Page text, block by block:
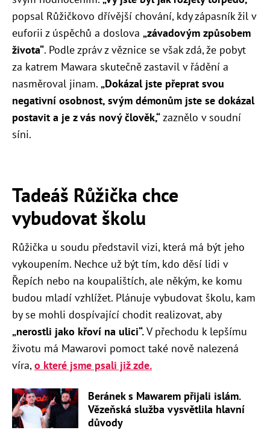
popsal Růžičkovo dřívější chování, kdy zápasník žil v
euforii z úspěchů a doslova „závadovým způsobem
života“. Podle zpráv z věznice se však zdá, že pobyt
za katrem Mawara skutečně zastavil v řádění a
nasměroval jinam. „Dokázal jste přeprat svou
negativní osobnost, svým démonům jste se dokázal
postavit a je z vás nový člověk,“zaznělo v soudní
síni.
Tadeáš Růžička chce
vybudovat školu
Růžička u soudu představil vizi, která má být jeho
vykoupením. Nechce už být tím, kdo děsí lidi v
Řepích nebo na koupalištích, ale někým, ke komu
budou mladí vzhlížet. Plánuje vybudovat školu, kam
by se mohli dospívající chodit realizovat, aby
„nerostli jako křoví na ulici“.V přechodu k lepšímu
životu má Mawarovi pomoct také nově nalezená
víra,o které jsme psali již zde.
Beránek s Mawarem přijali islám.
Vězeňská služba vysvětlila hlavní
důvody